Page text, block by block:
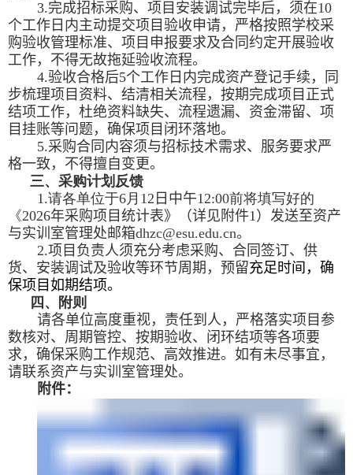
3.完成招标采购、项目安装调试完毕后，须在10
个工作日内主动提交项目验收申请，严格按照学校采
购验收管理标准、项目申报要求及合同约定开展验收
工作，不得无故拖延验收流程。
4.验收合格后5个工作日内完成资产登记手续，同
步梳理项目资料、结清相关流程，按期完成项目正式
结项工作，杜绝资料缺失、流程遗漏、资金滞留、项
目挂账等问题，确保项目闭环落地。
5.采购合同内容须与招标技术需求、服务要求严
格一致，不得擅自变更。
三、采购计划反馈
1.请各单位于6 月 12 日 中午12:00前将填写好的
《2026年采购项目统计表》 （详见附件1 ） 发送至资产
与实训室管理处邮箱dhzc@esu.edu.cn。
2.项目负责人须充分考虑采购、合同签订、供
货、安装调试及验收等环节周期，预留充足时间，确
保项目如期结项。
四、附则
请各单位高度重视，责任到人，严格落实项目参
数核对、周期管控、按期验收、闭环结项等各项要
求，确保采购工作规范、高效推进。如有未尽事宜，
请联系资产与实训室管理处。
附件：